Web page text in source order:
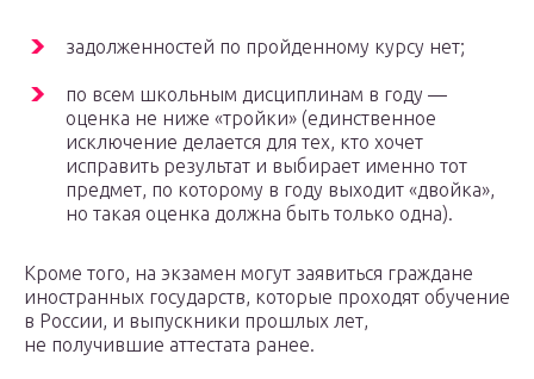
задолженностей по пройденному курсу нет;
по всем школьным дисциплинам в году —
оценка не ниже «тройки» (единственное
исключение делается для тех, кто хочет
исправить результат и выбирает именно тот
предмет, по которому в году выходит «двойка»,
но такая оценка должна быть только одна).
Кроме того, на экзамен могут заявиться граждане
иностранных государств, которые проходят обучение
в России, и выпускники прошлых лет,
не получившие аттестата ранее.